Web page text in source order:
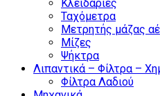
Κλειδαριές
Ταχόμετρα
Μετρητής μάζας
Μίζες
Ψήκτρα
Λιπαντικά – Φίλτρα –
Φίλτρα Λαδιού